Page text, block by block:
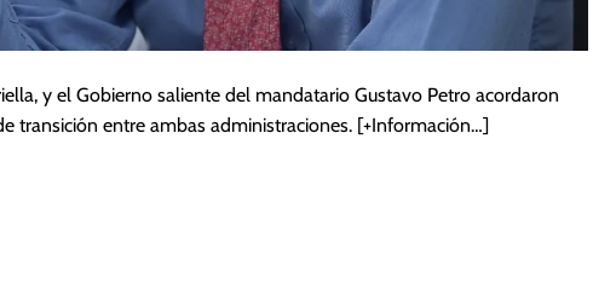
y el Gobierno saliente del mandatario Gustavo Petro acordaron
transición entre ambas administraciones. [+Información…]